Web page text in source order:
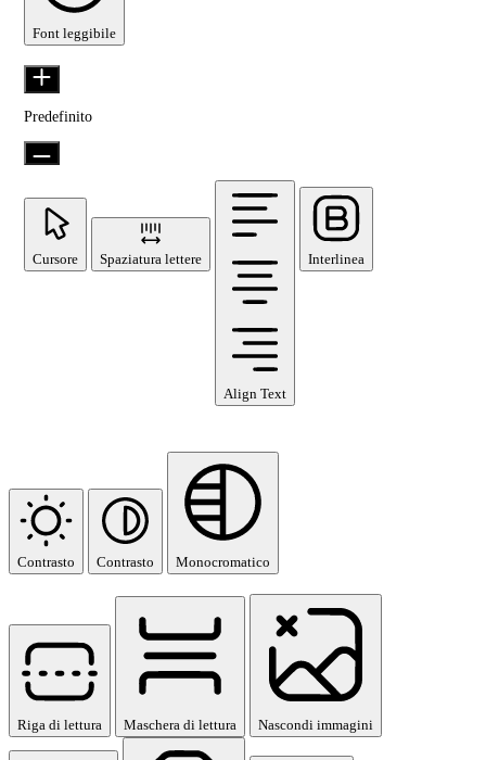
Font leggibile
Predefinito
Cursore Spaziatura lettere
Align Text
Interlinea
Contrasto Contrasto Monocromatico
Riga di lettura Maschera di lettura Nascondi immagini